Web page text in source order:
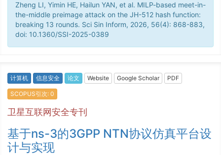
Zheng LI, Yimin HE, Hailun YAN, et al. MILP-based meet-in-
the-middle preimage attack on the JH-512 hash function:
breaking 13 rounds. Sci Sin Inform, 2026, 56(4): 868-883,
doi: 10.1360/SSI-2025-0389
计算机 信息安全 论文 Website Google Scholar PDF
SCOPUS引次: 0
卫星互联网安全专刊
基于ns-3的3GPP NTN协议仿真平台设
计与实现